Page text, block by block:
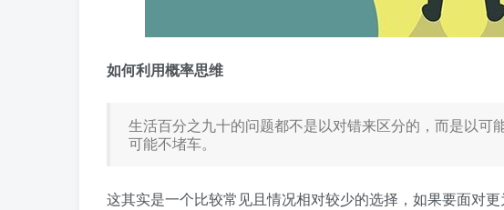
如何利用概率思维
生活百分之九十的问题都不是以对错来区分的，而是以可
可能不堵车。
这其实是一个比较常见且情况相对较少的选择，如果要面对